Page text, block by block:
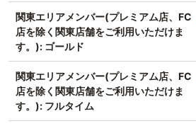
関東エリアメンバー(プレミアム店、FC
店を除く関東店舗をご利用いただけま
す。): ゴールド
関東エリアメンバー(プレミアム店、FC
店を除く関東店舗をご利用いただけま
す。): フルタイム